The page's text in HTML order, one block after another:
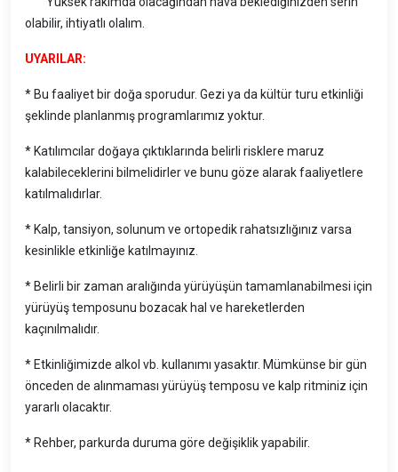
olabilir, ihtiyatlı olalım.
UYARILAR:
* Bu faaliyet bir doğa sporudur. Gezi ya da kültür turu etkinliği
şeklinde planlanmış programlarımız yoktur.
* Katılımcılar doğaya çıktıklarında belirli risklere maruz
kalabileceklerini bilmelidirler ve bunu göze alarak faaliyetlere
katılmalıdırlar.
* Kalp, tansiyon, solunum ve ortopedik rahatsızlığınız varsa
kesinlikle etkinliğe katılmayınız.
* Belirli bir zaman aralığında yürüyüşün tamamlanabilmesi için
yürüyüş temposunu bozacak hal ve hareketlerden
kaçınılmalıdır.
* Etkinliğimizde alkol vb. kullanımı yasaktır. Mümkünse bir gün
önceden de alınmaması yürüyüş temposu ve kalp ritminiz için
yararlı olacaktır.
* Rehber, parkurda duruma göre değişiklik yapabilir.